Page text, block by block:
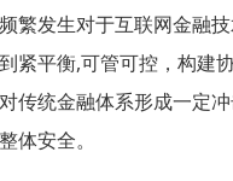
繁发生对于互联网金融
紧平衡,可管可控，构建
传统金融体系形成一定
体安全。